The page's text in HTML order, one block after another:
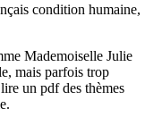
condition humaine,
Mademoiselle Julie
mais parfois trop
un pdf des thèmes